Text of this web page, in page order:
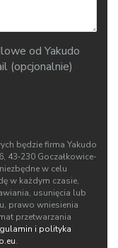
od Yakudo
(opcjonalnie)
będzie firma Yakudo
43‑230 Goczałkowice-
w celu
w każdym czasie,
usunięcia lub
prawo wniesienia
przetwarzania
i polityka
.